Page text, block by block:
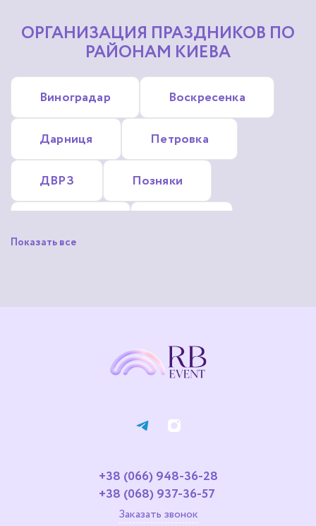
Софиевская Борщаговка
Крюковщина
Новые Петровцы
ОРГАНИЗАЦИЯ ПРАЗДНИКОВ ПО
РАЙОНАМ КИЕВА
Виноградар Воскресенка
Дарниця Петровка
ДВРЗ Позняки
Жуляны
Показать все
+38 (066) 948-36-28
+38 (068) 937-36-57
Заказать звонок